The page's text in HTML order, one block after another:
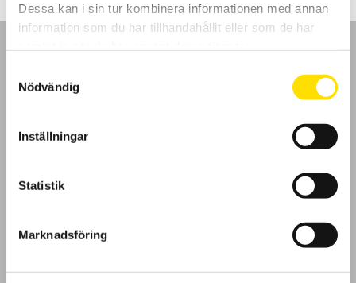
Dessa kan i sin tur kombinera informationen med annan
information som du har tillhandahållit eller som de har
Nödvändig
Inställningar
Statistik
Marknadsföring
Kundundersökning